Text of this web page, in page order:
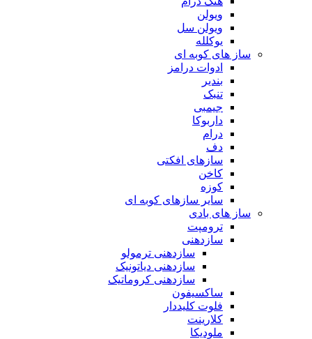
ویولن
ویولن سل
یوکلله
ساز های کوبه ای
ادوات درامز
بندیر
تنبک
جیمبی
داربوکا
درام
دف
سازهای افکتی
کاخن
کوزه
سایر سازهای کوبه ای
ساز های بادی
ترومپت
سازدهنی
سازدهنی ترمولو
سازدهنی دیاتونیک
سازدهنی کروماتیک
ساکسیفون
فلوت کلیددار
کلارینت
ملودیکا